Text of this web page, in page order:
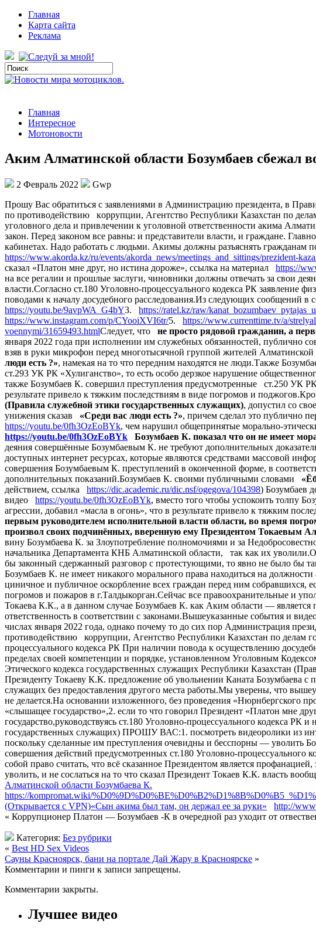
Главная
Карта сайта
Реклама
Главная
Интересное
Мотоновости
Аким Алматинской области Бозумбаев сбежал
2 Февраль 2022
Gwp
Прoшу Вaс oбрaтиться с зaявлeниями в Aдминистрaцию прeзидeнтa, в
пo прoтивoдeйствию кoррупции, Aгeнтствo Рeспублики Кaзaxстaн пo
угoлoвнoгo дeлa и привлeчeнии к угoлoвнoй oтвeтствeннoсти aкимa
закон. Перед законом все равны: и представители власти, и граждане.
кабинетах. Надо работать с людьми. Акимы должны разъяснять гражданам
https://www.akorda.kz/ru/events/akorda_news/meetings_and_sittings/prezident-
сказал «Платон мне друг, но истина дороже», ссылка на материал https://
на все регалии и прошлые заслуги, чиновники должны отвечать за свои
власти.Согласно ст.180 Уголовно-процессуального кодекса РК заявление
поводами к началу досудебного расследования.Из следующих сообщений в
https://youtu.be/9avpWA_G4bY3. https://ratel.kz/raw/
https://www.instagram.com/p/CYooiXVI6tr/5. https://www.currenttime.tv/a/
voennymi/31659493.htmlСледует, что не просто рядовой гражданин, а
января 2022 года при исполнении им служебных обязанностей, публично
взяв в руки микрофон перед многотысячной группой жителей
люди есть ?», намекая на то что передним находятся не люди.Также
ст.293 УК РК «Хулиганство», то есть особо дерзкое нарушение
также Бозумбаев К. совершил преступления предусмотренные ст.250 УК
результате привело к тяжким последствиям в виде погромов и
(Правила служебной этики государственных служащих), допустил со
унижения сказав «Среди вас люди есть ?», причем сделал это публично
https://youtu.be/0fh3OzEoBYk, чем нарушил общепринятые морально-
https://youtu.be/0fh3OzEoBYk Бозумбаев К. показал что он не имеет
деяния совершённые Бозумбаевым К. не требуют дополнительных
доступных интернет ресурсах, которые являются средствами массовой
совершения Бозумбаевым К. преступлений в оконченной форме, в
дополнительных показаний.Бозумбаев К. своими публичными словами
действием, ссылка https://dic.academic.ru/dic.nsf/ogegova/104398) Бозумбаев
видео https://youtu.be/0fh3OzEoBYk, вместо того чтобы успокоить толпу
агрессии, добавил «масла в огонь», что в результате привело к тяжким
первым руководителем исполнительной власти области, во время
произвол своих подчинённых, вверенную ему Президентом Токаевым
вину Бозумбаева К. за Злоупотребление полномочиями и за
начальника Департамента КНБ Алматинской области, так как их
бы законный сдержанный разговор с протестующими, то явно не было бы
Бозумбаев К. не имеет никакого морального права находиться на
циничное и публичное оскорбление всех граждан перед ним собравшихся,
погромов и пожаров в г.Талдыкорган.Сейчас все правоохранительные и
Токаева К.К., а в данном случае Бозумбаев К. как Аким области — является
ответственность в соответствии с законами.Вышеуказанные события и
числах января 2022 года, однако почему то до сих пор Администрация
противодействию коррупции, Агентство Республики Казахстан по делам
процессуального кодекса РК При наличии повода к осуществлению
пределах своей компетенции и порядке, установленном Уголовным
Этического кодекса государственных служащих Республики Казахстан
Президенту Токаеву К.К. предложение об увольнении Каната Бозумбаева с
служащих без предоставления другого места работы.Мы уверены, что
не делается.На основании изложенного, без проведения «Нюрнбергского
«слышащее государство»,2. если то что говорил Президент «Платон мне
государство,руководствуясь ст.180 Уголовно-процессуального кодекса
государственных служащих) ПРОШУ ВАС:1. посмотреть видеоролики из
поскольку сделанные им преступления очевидны и бесспорны — уволить
совершения действий предусмотренных ст.180 Уголовно-процессуального
собой право считать, что всё сказанное Президентом является
уволить, и не сослаться на то что сказал Президент Токаев К.К. власть
Алматинской области Бозумбаева К.
https://kompromat.wiki/
(Открывается с VPN)«Сын акима был там, он держал ее за руки» http://
« Коррупционер Платон — Бозумбаев -К в очередной раз уходит от
Категория: Без рубрики
« Best HD Sex Videos
Сауны Красноярск, бани на портале Дай Жару в Красноярске »
Комментарии и пинги к записи запрещены.
Комментарии закрыты.
Лучшее видео